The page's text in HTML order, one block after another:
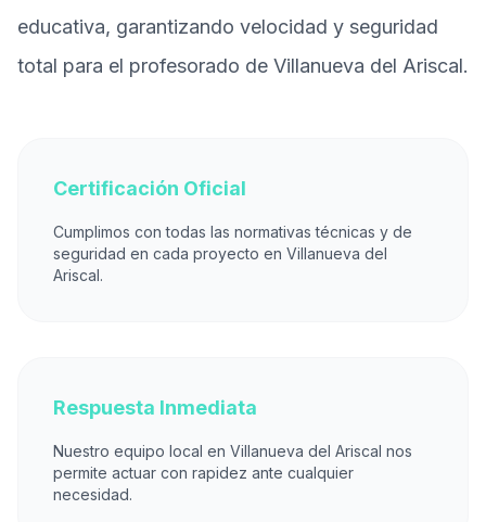
educativa, garantizando velocidad y seguridad
total para el profesorado de Villanueva del Ariscal.
Certificación Oficial
Cumplimos con todas las normativas técnicas y de
seguridad en cada proyecto en Villanueva del
Ariscal.
Respuesta Inmediata
Nuestro equipo local en Villanueva del Ariscal nos
permite actuar con rapidez ante cualquier
necesidad.